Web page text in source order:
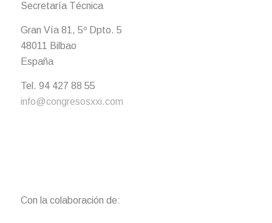
Secretaría Técnica
Gran Vía 81, 5º Dpto. 5
48011 Bilbao
España
Tel. 94 427 88 55
info@congresosxxi.com
Con la colaboración de: